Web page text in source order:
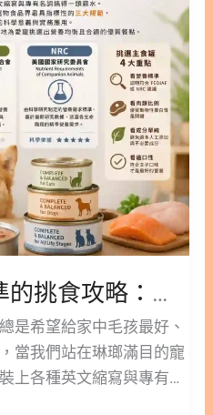
關鍵之一。針對這類需
鈉含量經過控制的配方，
外，含有蔓
罐的 7 大評估指標 3.1. 指
3.2. 指標二：以動物性蛋白
脂肪與必需脂肪酸 3.4. 指
3.5. 指標五：充足的維生素
開爭議性膠類與添加物
清晰 4. 不同年齡層的貓咪
食罐怎麼挑？ 4.2. 老貓主
康需求：腎貓的飲食考量
頭怎麼選？ 6. 質地與口
？/a> 6.1. 柔軟易舔食的
為愛貓開啟健康飲食新
常見問題 FAQ Q1：貓
？ Q2：貓咪可以長期只
可以吃一般的成貓主食罐
食低磷貓罐頭？ Q5：貓
超越 AAFCO 標準的挑食攻略：一次搞懂 FEDIAF、NRC 規範與主食罐挑選
是希望給家中毛孩最好、
當我們站在琳瑯滿目的寵
上各種英文縮寫與專有名